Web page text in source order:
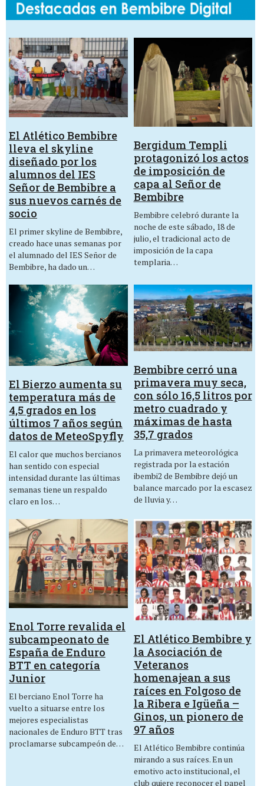
El Atlético Bembibre
lleva el skyline
diseñado por los
alumnos del IES
Señor de Bembibre a
sus nuevos carnés de
socio
El primer skyline de Bembibre,
creado hace unas semanas por
el alumnado del IES Señor de
Bembibre, ha dado un…
Bergidum Templi
protagonizó los actos
de imposición de
capa al Señor de
Bembibre
Bembibre celebró durante la
noche de este sábado, 18 de
julio, el tradicional acto de
imposición de la capa
templaria…
El Bierzo aumenta su
temperatura más de
4,5 grados en los
últimos 7 años según
datos de MeteoSpyfly
El calor que muchos bercianos
han sentido con especial
intensidad durante las últimas
semanas tiene un respaldo
claro en los…
Bembibre cerró una
primavera muy seca,
con sólo 16,5 litros por
metro cuadrado y
máximas de hasta
35,7 grados
La primavera meteorológica
registrada por la estación
ibembi2 de Bembibre dejó un
balance marcado por la escasez
de lluvia y…
Enol Torre revalida el
subcampeonato de
España de Enduro
BTT en categoría
Junior
El berciano Enol Torre ha
vuelto a situarse entre los
mejores especialistas
nacionales de Enduro BTT tras
proclamarse subcampeón de…
El Atlético Bembibre y
la Asociación de
Veteranos
homenajean a sus
raíces en Folgoso de
la Ribera e Igüeña –
Ginos, un pionero de
97 años
El Atlético Bembibre continúa
mirando a sus raíces. En un
emotivo acto institucional, el
club quiere reconocer el papel